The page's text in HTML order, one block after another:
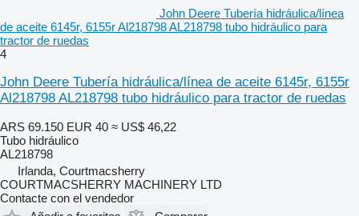
John Deere Tubería hidráulica/línea
de aceite 6145r, 6155r Al218798 AL218798 tubo hidráulico para
tractor de ruedas
4
John Deere Tubería hidráulica/línea de aceite 6145r, 6155r
Al218798 AL218798 tubo hidráulico para tractor de ruedas
ARS 69.150 EUR 40 ≈ US$ 46,22
Tubo hidráulico
AL218798
Irlanda, Courtmacsherry
COURTMACSHERRY MACHINERY LTD
Contacte con el vendedor